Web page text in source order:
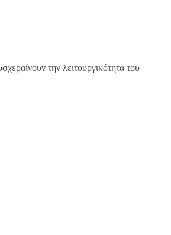
την λειτουργικότητα του